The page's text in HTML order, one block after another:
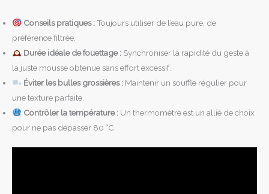
Conseils pratiques :Toujours utiliser de l’eau pure, de
préférence filtrée.
Durée idéale de fouettage :Synchroniser la rapidité du geste à
la juste mousse obtenue sans effort excessif.
Éviter les bulles grossières :Maintenir un souffle régulier pour
une texture parfaite.
Contrôler la température :Un thermomètre est un allié de choix
pour ne pas dépasser 80 °C.